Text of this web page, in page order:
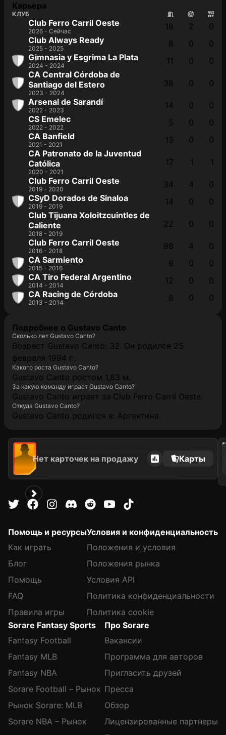
Карьера
КЛУБ
Club Ferro Carril Oeste
2026 - Сейчас 18 2
0
Club Always Ready
2025 - 2025 8 0
0
Gimnasia y Esgrima La Plata
2024 - 2024 11 0
0
CA Central Córdoba de
Santiago del Estero
2023 - 2024
38 0
0
Arsenal de Sarandí
2022 - 2023 14 0
0
CS Emelec
2022 - 2022 5 0
0
CA Banfield
2021 - 2021 13 0
0
CA Patronato de la Juventud
Católica
2020 - 2021
17 1
1
Club Ferro Carril Oeste
2019 - 2020 34 4
0
CSyD Dorados de Sinaloa
2019 - 2019 14 0
0
Club Tijuana Xoloitzcuintles de
Caliente
2018 - 2019
22 0
0
Club Ferro Carril Oeste
2016 - 2018 98 4
0
CA Sarmiento
2015 - 2016 6 0
0
CA Tiro Federal Argentino
2014 - 2014 12 0
0
CA Racing de Córdoba
2013 - 2014 8 0 0
Подробнее о Gustavo Canto
Сколько лет Gustavo Canto?
Возраст Gustavo Canto: 32. Он родился 25
февраля 1994 г..
Какого роста Gustavo Canto?
Gustavo Canto ростом 1,83 м.
За какую команду играет Gustavo Canto?
Gustavo Canto играет за Club Ferro Carril Oeste.
Откуда Gustavo Canto?
Gustavo Canto родился в: Аргентина.
Нет карточек на продажу Карты
2024
Помощь и ресурсы
Как играть
Блог
Помощь
FAQ
Правила игры
Условия и конфиденциальность
Положения и условия
Положения рынка
Условия API
Политика конфиденциальности
Политика cookie
Sorare Fantasy Sports
Fantasy Football
Fantasy MLB
Fantasy NBA
Sorare Football – Рынок
Рынок Sorare: MLB
Sorare NBA – Рынок
Про Sorare
Вакансии
Программа для авторов
Пригласить друзей
Пресса
Обзор
Лицензированные партнеры